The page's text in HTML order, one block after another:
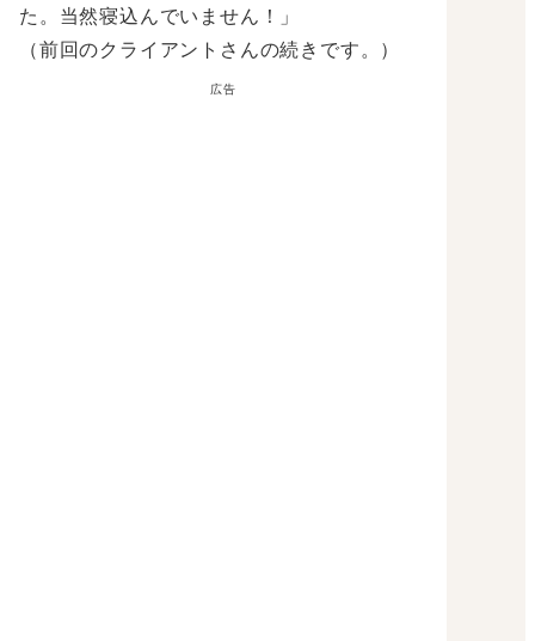
た。当然寝込んでいません！」
（前回のクライアントさんの続きです。）
広告